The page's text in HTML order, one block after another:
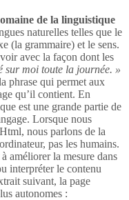
de la linguistique
naturelles telles que le
(la grammaire) et le sens.
avec la façon dont les
sur moi toute la journée. »
phrase qui permet aux
qu’il contient. En
est une grande partie de
Lorsque nous
nous parlons de la
pas les humains.
améliorer la mesure dans
interpréter le contenu
suivant, la page
autonomes :